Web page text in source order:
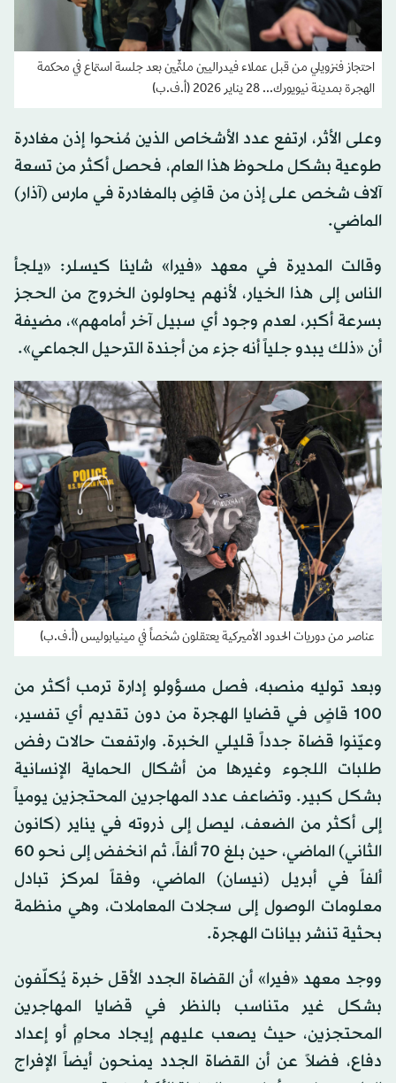
احتجاز فنزويلي من قبل عملاء فيدراليين ملثّمين بعد جلسة استماع في محكمة
الهجرة بمدينة نيويورك... 28 يناير 2026 (أ.ف.ب)
وعلى الأثر، ارتفع عدد الأشخاص الذين مُنحوا إذن مغادرة
طوعية بشكل ملحوظ هذا العام، فحصل أكثر من تسعة
آلاف شخص على إذن من قاضٍ بالمغادرة في مارس (آذار)
الماضي.
وقالت المديرة في معهد «فيرا» شاينا كيسلر: «يلجأ
الناس إلى هذا الخيار، لأنهم يحاولون الخروج من الحجز
بسرعة أكبر، لعدم وجود أي سبيل آخر أمامهم»، مضيفة
أن «ذلك يبدو جلياً أنه جزء من أجندة الترحيل الجماعي».
عناصر من دوريات الحدود الأميركية يعتقلون شخصاً في مينيابوليس (أ.ف.ب)
وبعد توليه منصبه، فصل مسؤولو إدارة ترمب أكثر من
100 قاضٍ في قضايا الهجرة من دون تقديم أي تفسير،
وعيّنوا قضاة جدداً قليلي الخبرة. وارتفعت حالات رفض
طلبات اللجوء وغيرها من أشكال الحماية الإنسانية
بشكل كبير. وتضاعف عدد المهاجرين المحتجزين يومياً
إلى أكثر من الضعف، ليصل إلى ذروته في يناير (كانون
الثاني) الماضي، حين بلغ 70 ألفاً، ثم انخفض إلى نحو 60
ألفاً في أبريل (نيسان) الماضي، وفقاً لمركز تبادل
معلومات الوصول إلى سجلات المعاملات، وهي منظمة
بحثية تنشر بيانات الهجرة.
ووجد معهد «فيرا» أن القضاة الجدد الأقل خبرة يُكلّفون
بشكل غير متناسب بالنظر في قضايا المهاجرين
المحتجزين، حيث يصعب عليهم إيجاد محامٍ أو إعداد
دفاع، فضلاً عن أن القضاة الجدد يمنحون أيضاً الإفراج